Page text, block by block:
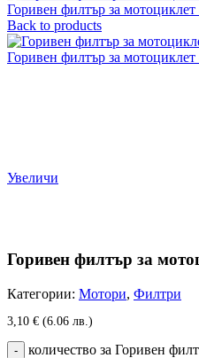
Горивен филтър за мотоциклет
Back to products
Горивен филтър за мотоциклет
Увеличи
Горивен филтър за
Категории: Мотори, Филтри
3,10 € (6.06 лв.)
количество за Горивен